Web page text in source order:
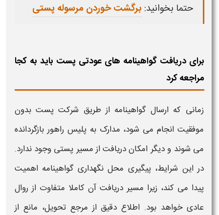
حتما بخوانید: برگشت خوردن مرسوله پستی
برای دریافت گواهینامه های عودتی پست باید به کجا
مراجعه کرد
زمانی که ارسال گواهینامه از طریق شرکت پست بدون
موفقیت انجام می شود، مدارک به پلیس راهور بازگردانده
می شوند و دیگر امکاندریافتاز مسیر پستی وجود ندارد.
در این شرایط، پیگیری محل نگهداری گواهینامه اهمیت
پیدا می کند، زیرا مسیر دریافت آن کاملا متفاوت از روال
عادی خواهد بود. اطلاع دقیق از مرجع تحویل، مانع از